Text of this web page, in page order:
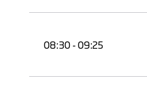
08:30 - 09:25